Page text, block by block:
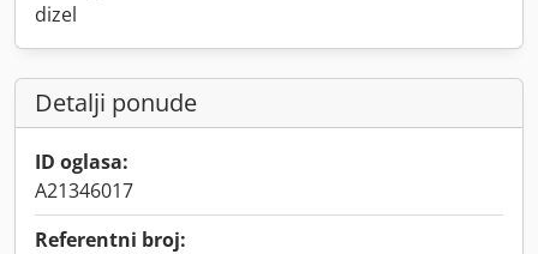
dizel
Detalji ponude
ID oglasa:
A21346017
Referentni broj: